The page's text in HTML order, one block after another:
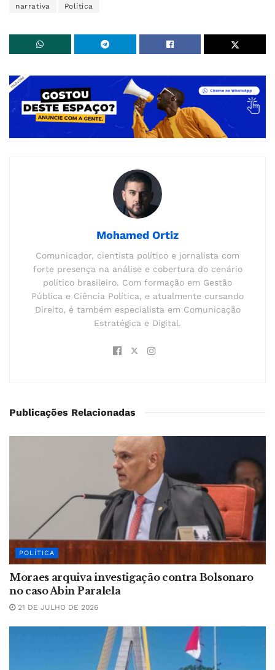
narrativa Política
Mohamed Ortiz
Comunicador, cientista político e jornalista com
forte presença na análise e cobertura do cenário
político brasileiro. Com formação em Gestão
Pública e Ciência Política, e atualmente cursando
Direito, é também especialista em Comunicação
Estratégica e Digital.
Publicações Relacionadas
POLÍTICA
Moraes arquiva investigação contra Bolsonaro
no caso Abin Paralela
21 DE JULHO DE 2026